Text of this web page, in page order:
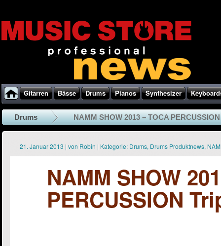
Gitarren Bässe Drums Pianos Synthesizer
Drums NAMM SHOW 2013 – TOCA
21. Januar 2013 | von Robin | Kategorie: Drums, Drums Produktnews,
NAMM SHOW
PERCUSSION